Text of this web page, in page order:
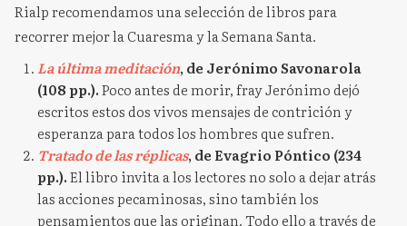
Rialp recomendamos una selección de libros para
recorrer mejor la Cuaresma y la Semana Santa.
La última meditación, de Jerónimo Savonarola
(108 pp.).Poco antes de morir, fray Jerónimo dejó
escritos estos dos vivos mensajes de contrición y
esperanza para todos los hombres que sufren.
Tratado de las réplicas, de Evagrio Póntico (234
pp.).El libro invita a los lectores no solo a dejar atrás
las acciones pecaminosas, sino también los
pensamientos que las originan. Todo ello a través de